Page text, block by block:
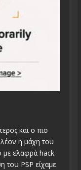
και ο πιο
η μάχη του
με ελαφρά hack
του PSP είχαμε